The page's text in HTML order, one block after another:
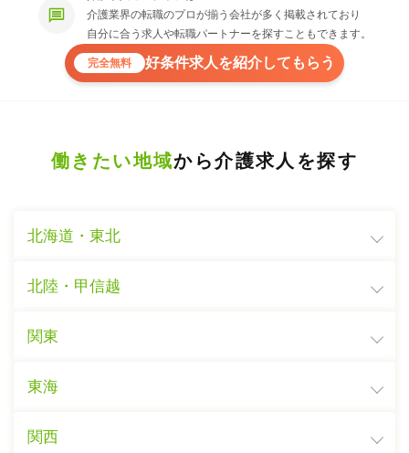
介護業界の転職のプロが揃う会社が多く掲載されており
自分に合う求人や転職パートナーを探すこともできます。
完全無料 好条件求人を紹介してもらう
働きたい地域から介護求人を探す
北海道・東北
北陸・甲信越
関東
東海
関西